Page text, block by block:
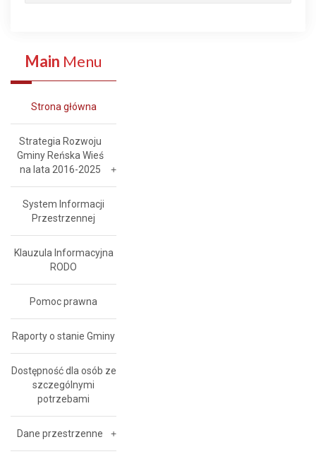
Main Menu
Strona główna
Strategia Rozwoju
Gminy Reńska Wieś
na lata 2016-2025
System Informacji
Przestrzennej
Klauzula Informacyjna
RODO
Pomoc prawna
Raporty o stanie Gminy
Dostępność dla osób ze
szczególnymi
potrzebami
Dane przestrzenne